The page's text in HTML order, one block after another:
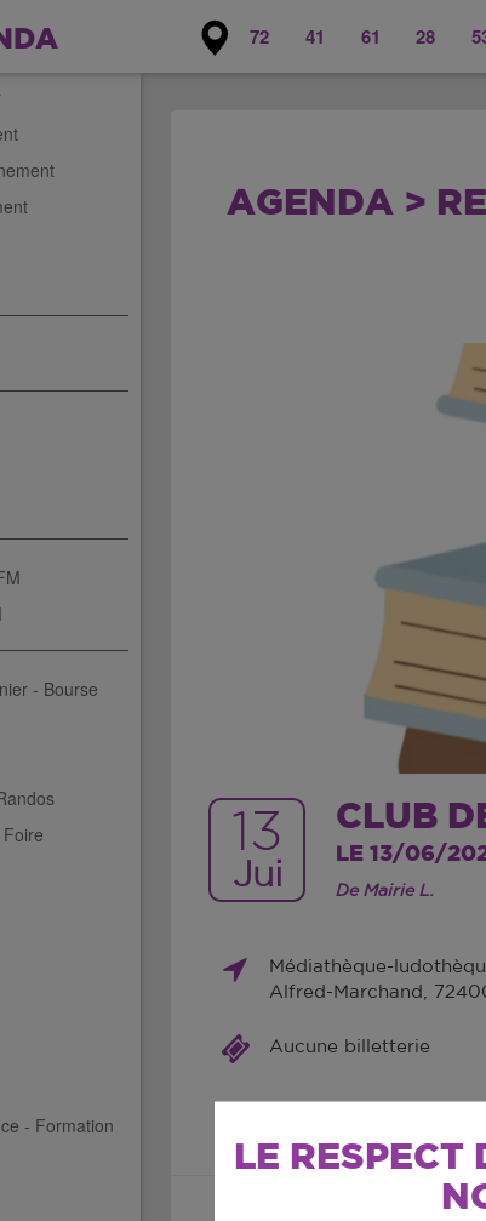
LE RESPECT
72 41 61 28
- Bourse
- Formation
AGENDA >
13
Jui
CLUB
LE 13/06/
De Mairie L.
Médiathèque-
Alfred-Marchand,
Aucune billetterie